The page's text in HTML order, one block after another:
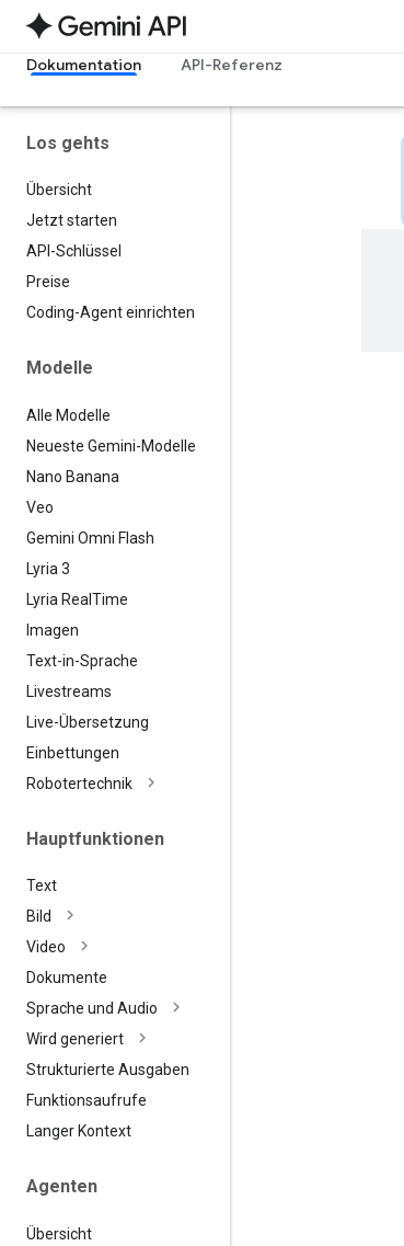
Dokumentation API-Referenz
Los gehts
Übersicht
Jetzt starten
API-Schlüssel
Preise
Coding-Agent einrichten
Modelle
Alle Modelle
Neueste Gemini-Modelle
Nano Banana
Veo
Gemini Omni Flash
Lyria 3
Lyria Real Time
Imagen
Text-in-Sprache
Livestreams
Live-Übersetzung
Einbettungen
Robotertechnik
Hauptfunktionen
Text
Bild
Video
Dokumente
Sprache und Audio
Wird generiert
Strukturierte Ausgaben
Funktionsaufrufe
Langer Kontext
Agenten
Übersicht